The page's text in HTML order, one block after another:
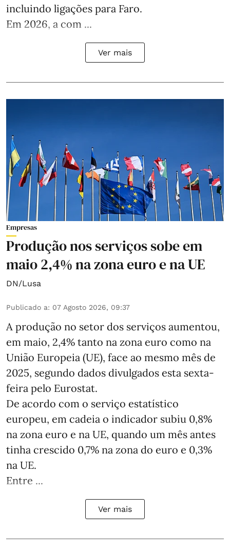
incluindo ligações para Faro.
Em 2026, a com ...
Ver mais
Empresas
Produção nos serviços sobe em
maio 2,4% na zona euro e na UE
DN/Lusa
Publicado a: 07 Agosto 2026, 09:37
A produção no setor dos serviços aumentou,
em maio, 2,4% tanto na zona euro como na
União Europeia (UE), face ao mesmo mês de
2025, segundo dados divulgados esta sexta-
feira pelo Eurostat.
De acordo com o serviço estatístico
europeu, em cadeia o indicador subiu 0,8%
na zona euro e na UE, quando um mês antes
tinha crescido 0,7% na zona do euro e 0,3%
na UE.
Entre ...
Ver mais